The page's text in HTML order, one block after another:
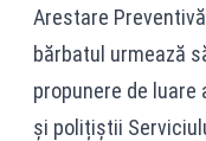
Arestare
bărbatul urmează
propunere de
și polițiștii